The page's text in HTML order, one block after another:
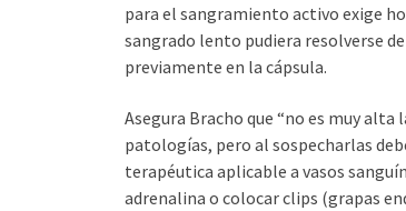
para el sangramiento activo exige
sangrado lento pudiera resolverse
previamente en la cápsula.
Asegura Bracho que “no es muy
patologías, pero al sospecharlas
terapéutica aplicable a vasos
adrenalina o colocar clips (grapas